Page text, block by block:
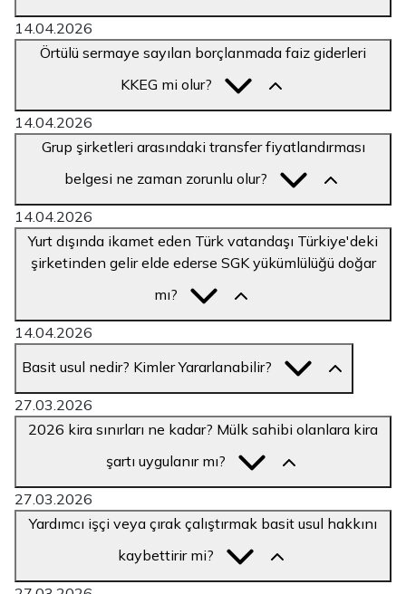
14.04.2026
Örtülü sermaye sayılan borçlanmada faiz giderleri
KKEG mi olur?
14.04.2026
Grup şirketleri arasındaki transfer fiyatlandırması
belgesi ne zaman zorunlu olur?
14.04.2026
Yurt dışında ikamet eden Türk vatandaşı Türkiye'deki
şirketinden gelir elde ederse SGK yükümlülüğü doğar
mı?
14.04.2026
Basit usul nedir? Kimler Yararlanabilir?
27.03.2026
2026 kira sınırları ne kadar? Mülk sahibi olanlara kira
şartı uygulanır mı?
27.03.2026
Yardımcı işçi veya çırak çalıştırmak basit usul hakkını
kaybettirir mi?